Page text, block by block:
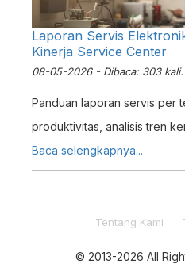
Laporan Servis
Kinerja Service Center
08-05-2026 - Dibaca: 303 kali.
Panduan laporan servis per
produktivitas, analisis tren
keuangan service center
Baca selengkapnya...
Tentang Kami
© 2013-2026 All